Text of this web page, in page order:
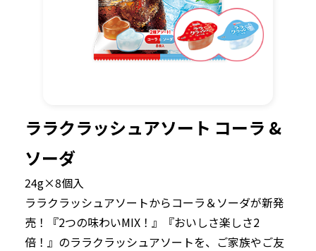
ララクラッシュアソート コーラ &
ソーダ
24g×8個入
ララクラッシュアソートからコーラ＆ソーダが新発
売！『2つの味わいMIX！』『おいしさ楽しさ2
倍！』のララクラッシュアソートを、ご家族やご友